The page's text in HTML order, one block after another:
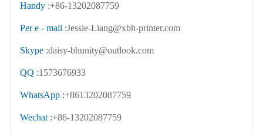
Handy :+86-13202087759
Per e - mail :Jessie-Liang@xbh-printer.com
Skype :daisy-bhunity@outlook.com
QQ :1573676933
WhatsApp :+8613202087759
Wechat :+86-13202087759